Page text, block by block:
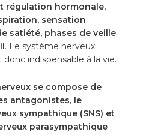
régulation hormonale,
sensation
satiété, phases de veille
. Le système nerveux
indispensable à la vie.
se compose de
antagonistes, le
sympathique (SNS) et
parasympathique